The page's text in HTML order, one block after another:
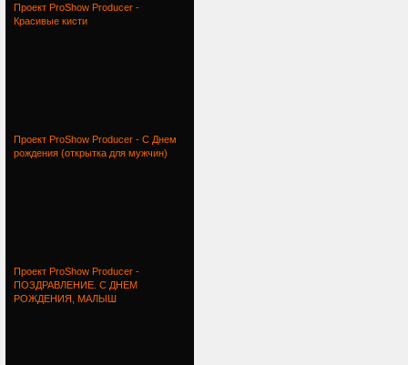
Проект ProShow Producer -
Красивые кисти
Проект ProShow Producer - С Днем
рождения (открытка для мужчин)
Проект ProShow Producer -
ПОЗДРАВЛЕНИЕ. С ДНЕМ
РОЖДЕНИЯ, МАЛЫШ